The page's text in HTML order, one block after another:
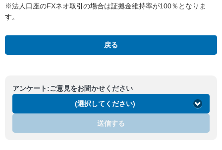
※法人口座のFXネオ取引の場合は証拠金維持率が100％となりま
す。
戻る
アンケート:ご意見をお聞かせください
(選択してください)
送信する